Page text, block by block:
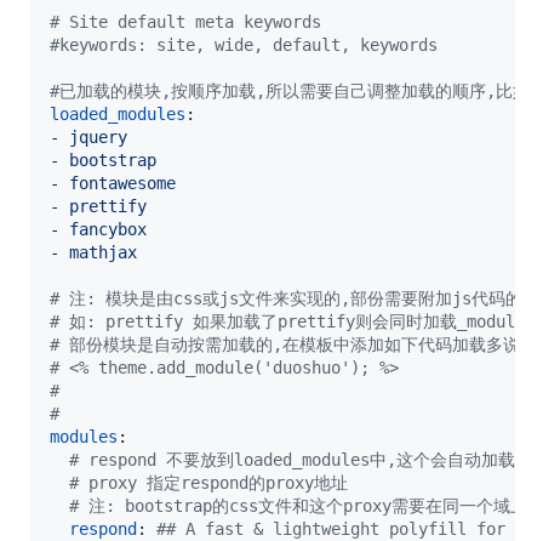
# Site default meta keywords
#keywords: site, wide, default, keywords
#已加载的模块,按顺序加载,所以需要自己调整加载的顺序,比如
loaded_modules :
-
jquery
-
bootstrap
- fontawesome
- prettify
- fancybox
- mathjax
# 注: 模块是由css或js文件来实现的,部份需要附加js代码的模
# 如: prettify 如果加载了prettify则会同时加载
# 部份模块是自动按需加载的,在模板中添加如下代码加载多说的
# <% theme.add_module('duoshuo'); %>
#
#
modules :
# respond 不要放到loaded_modules中,这个会自动加载
# proxy 指定respond的proxy地址
# 注: bootstrap的css文件和这个proxy需要在同一个域上
respond : ## A fast & lightweight polyfill for min/